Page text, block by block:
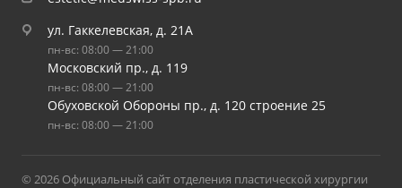
ул. Гаккелевская, д. 21А
пн-вс: 08:00 — 21:00
Московский пр., д. 119
пн-вс: 08:00 — 21:00
Обуховской Обороны пр., д. 120 строение 25
пн-вс: 08:00 — 21:00
© 2026 Официальный сайт отделения пластической хирургии